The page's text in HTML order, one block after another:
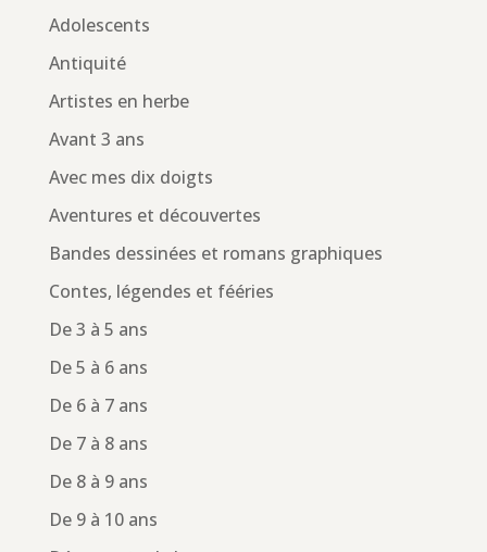
Adolescents
Antiquité
Artistes en herbe
Avant 3 ans
Avec mes dix doigts
Aventures et découvertes
Bandes dessinées et romans graphiques
Contes, légendes et fééries
De 3 à 5 ans
De 5 à 6 ans
De 6 à 7 ans
De 7 à 8 ans
De 8 à 9 ans
De 9 à 10 ans